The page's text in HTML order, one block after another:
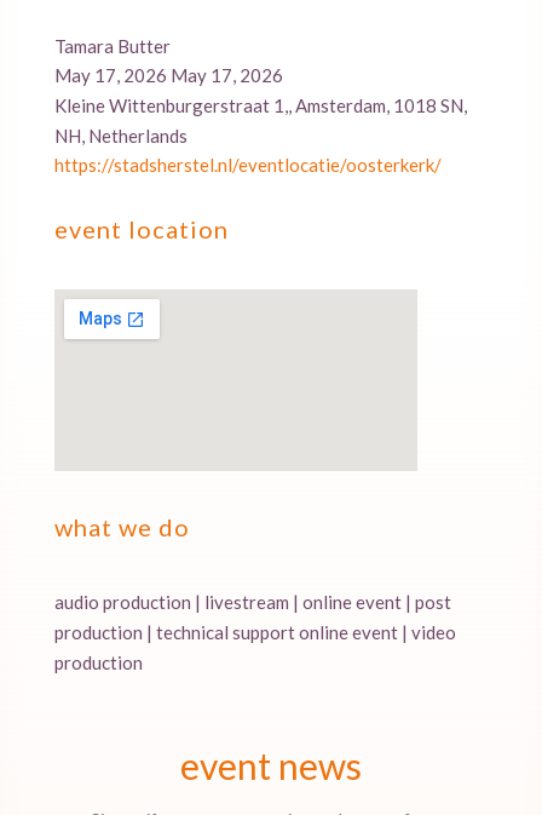
Tamara Butter
May 17, 2026 May 17, 2026
Kleine Wittenburgerstraat 1,, Amsterdam, 1018 SN,
NH, Netherlands
https://stadsherstel.nl/eventlocatie/oosterkerk/
event location
what we do
audio production | livestream | online event | post
production | technical support online event | video
production
event news